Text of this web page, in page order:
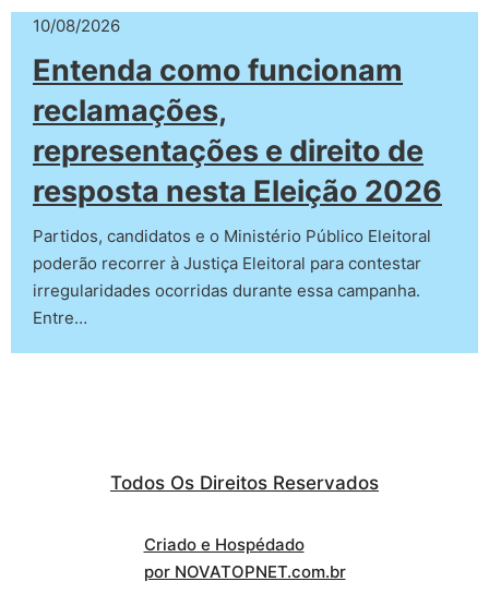
10/08/2026
Entenda como funcionam
reclamações,
representações e direito de
resposta nesta Eleição 2026
Partidos, candidatos e o Ministério Público Eleitoral
poderão recorrer à Justiça Eleitoral para contestar
irregularidades ocorridas durante essa campanha.
Entre…
Todos Os Direitos Reservados
Criado e Hospédado
por NOVATOPNET.com.br